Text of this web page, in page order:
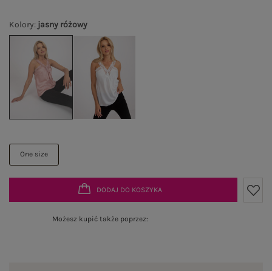
Kolory: jasny różowy
One size
DODAJ DO KOSZYKA
Możesz kupić także poprzez: